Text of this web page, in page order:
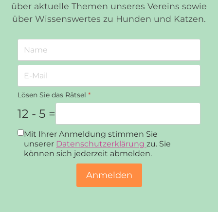
über aktuelle Themen unseres Vereins sowie
über Wissenswertes zu Hunden und Katzen.
Lösen Sie das Rätsel *
12 - 5 =
Datenschutz*
Mit Ihrer Anmeldung stimmen Sie
unserer Datenschutzerklärung zu. Sie
können sich jederzeit abmelden.
Anmelden